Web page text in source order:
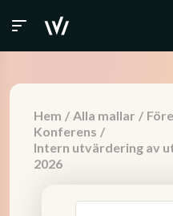
Hem / Alla mallar /
Konferens /
Intern utvärdering av
2026